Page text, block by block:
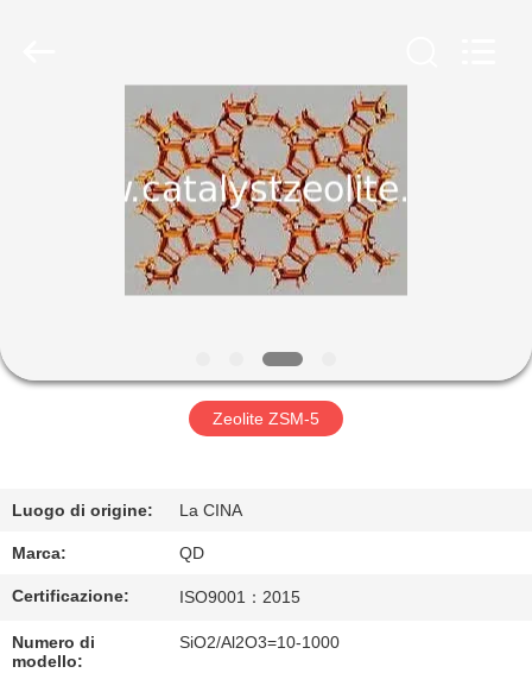
PRODOTTI
GIRO
CONTROLLO
DI
Zeolite ZSM-5
Luogo di origine: La CINA
Marca: QD
Certificazione: ISO9001：2015
Numero di
modello:
SiO2/Al2O3=10-1000